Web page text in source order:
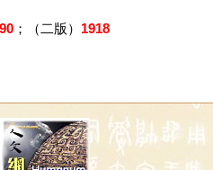
；（二版） 1918